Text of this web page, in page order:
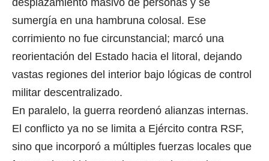
desplazamiento masivo de personas y se
sumergía en una hambruna colosal. Ese
corrimiento no fue circunstancial; marcó una
reorientación del Estado hacia el litoral, dejando
vastas regiones del interior bajo lógicas de control
militar descentralizado.
En paralelo, la guerra reordenó alianzas internas.
El conflicto ya no se limita a Ejército contra RSF,
sino que incorporó a múltiples fuerzas locales que